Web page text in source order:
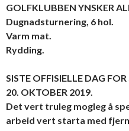
GOLFKLUBBEN YNSKER
Dugnadsturnering, 6 hol.
Varm mat.
Rydding.
SISTE OFFISIELLE DAG
20. OKTOBER 2019.
Det vert truleg mogleg å
arbeid vert starta med